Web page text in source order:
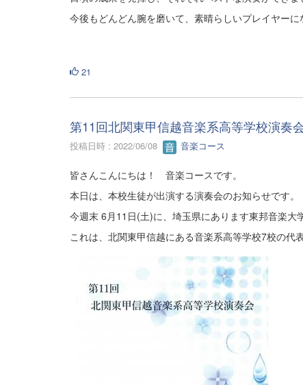
今後もどんどん腕を磨いて、素晴らしいプレイヤ
21
第11回北関東甲信越音楽系高等学校演奏
投稿日時 : 2022/06/08 音楽コース
皆さんこんにちは！ 音楽コースです。
本日は、本校生徒が出演する演奏会のお知らせです。
今週末 6月11日(土)に、埼玉県にあります東邦音楽大
これは、北関東甲信越にある音楽系高等学校7校の代
～
・
・
・
・